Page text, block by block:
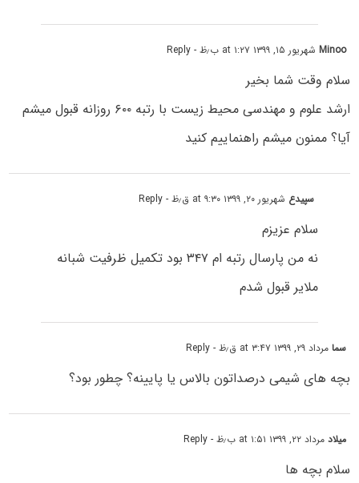
Minooشهریور ۱۵, ۱۳۹۹ at ۱:۲۷ ب٫ظ - Reply
سلام وقت شما بخیر
ارشد علوم و مهندسی محیط زیست با رتبه ۶۰۰ روزانه قبول میشم
آیا؟ ممنون میشم راهنماییم کنید
سپیدع شهریور ۲۰, ۱۳۹۹ at ۹:۳۰ ق٫ظ - Reply
سلام عزیزم
نه من پارسال رتبه ام ۳۴۷ بود تکمیل ظرفیت شبانه
ملایر قبول شدم
سمامرداد ۲۹, ۱۳۹۹ at ۳:۴۷ ق٫ظ - Reply
بچه های شیمی درصداتون بالاس یا پایینه؟ چطور بود؟
میلادمرداد ۲۲, ۱۳۹۹ at ۱:۵۱ ب٫ظ - Reply
سلام بچه ها